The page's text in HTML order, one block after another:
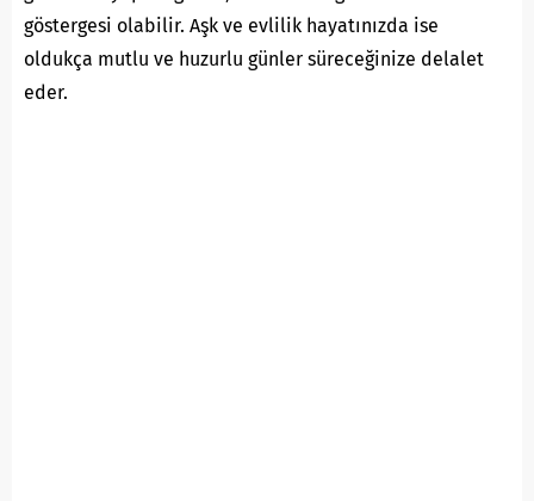
göstergesi olabilir. Aşk ve evlilik hayatınızda ise
oldukça mutlu ve huzurlu günler süreceğinize delalet
eder.